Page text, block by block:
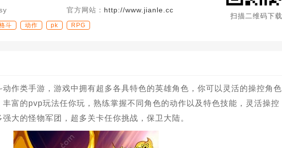
官方网站： http://www.jianle.cc
斗 动作 pk RPG
扫描二维码下载
作类手游，游戏中拥有超多各具特色的英雄角色，你可以灵活的操控角色
富的pvp玩法任你玩，熟练掌握不同角色的动作以及特色技能，灵活操控
大的怪物军团，超多关卡任你挑战，保卫大陆。